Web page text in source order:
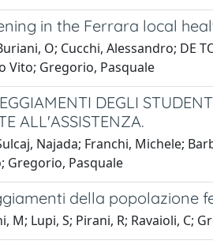
in the Ferrara local
O; Cucchi, Alessandro; DE
Vito; Gregorio, Pasquale
DEGLI
ALL'ASSISTENZA.
Najada; Franchi, Michele;
Gregorio, Pasquale
della popolazione
M; Lupi, S; Pirani, R; Ravaioli, C;